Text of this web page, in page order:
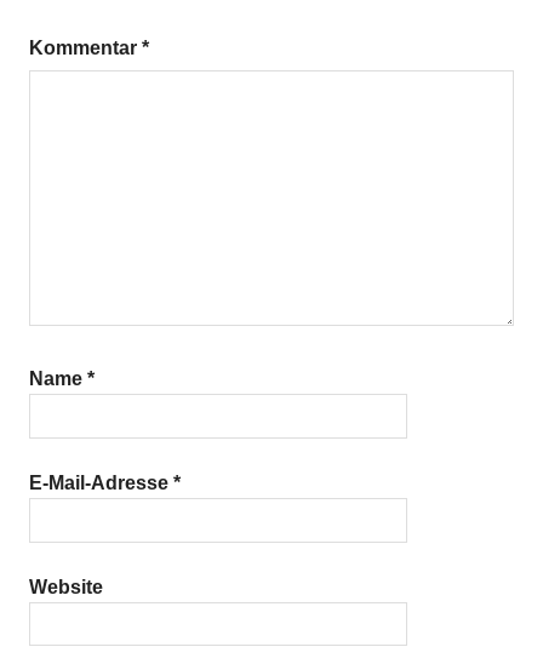
Kommentar *
Name *
E-Mail-Adresse *
Website